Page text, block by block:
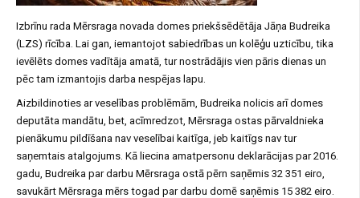
Izbrīnu rada Mērsraga novada domes priekšsēdētāja Jāņa Budreika
(LZS) rīcība. Lai gan, iemantojot sabiedrības un kolēģu uzticību, tika
ievēlēts domes vadītāja amatā, tur nostrādājis vien pāris dienas un
pēc tam izmantojis darba nespējas lapu.
Aizbildinoties ar veselības problēmām, Budreika nolicis arī domes
deputāta mandātu, bet, acīmredzot, Mērsraga ostas pārvaldnieka
pienākumu pildīšana nav veselībai kaitīga, jeb kaitīgs nav tur
saņemtais atalgojums. Kā liecina amatpersonu deklarācijas par 2016.
gadu, Budreika par darbu Mērsraga ostā pērn saņēmis 32 351 eiro,
savukārt Mērsraga mērs togad par darbu domē saņēmis 15 382 eiro.